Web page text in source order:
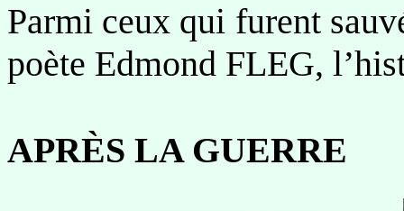
Parmi ceux qui furent
poète Edmond FLEG,
APRÈS LA GUERRE